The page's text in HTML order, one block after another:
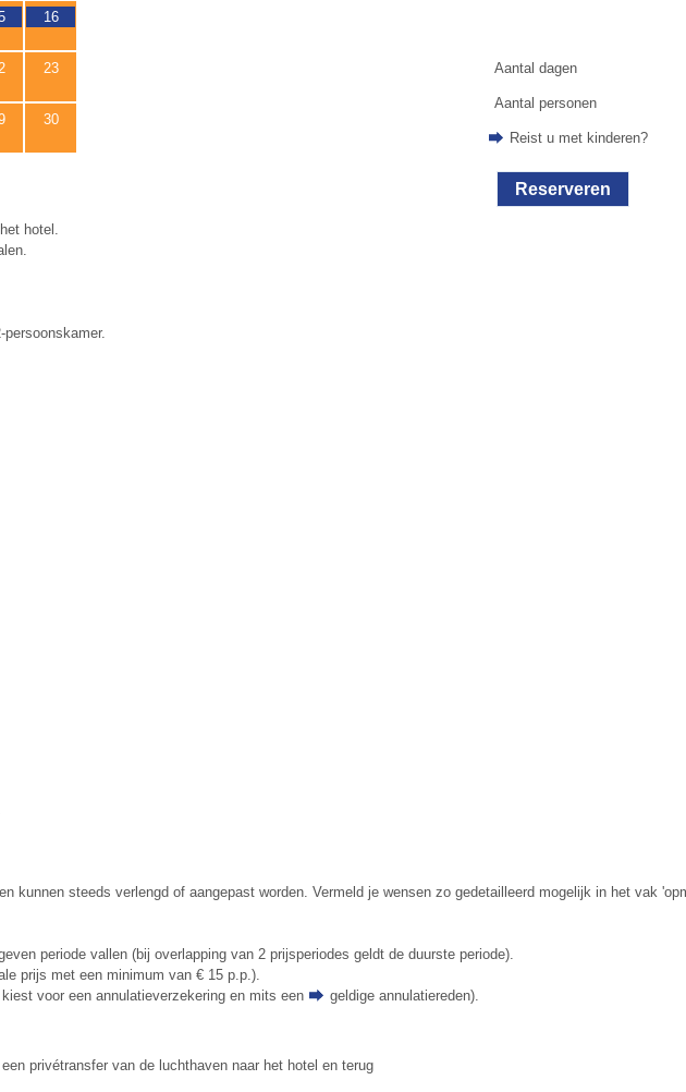
16
23
30
hotel.
Aantal dagen
Aantal personen
Reist u met kinderen?
Reserveren
kunnen steeds verlengd of aangepast worden. Vermeld je wensen zo gedetailleerd mogelijk in het vak
periode vallen (bij overlapping van 2 prijsperiodes geldt de duurste periode).
prijs met een minimum van € 15 p.p.).
voor een annulatieverzekering en mits een
geldige annulatiereden).
privétransfer van de luchthaven naar het hotel en terug